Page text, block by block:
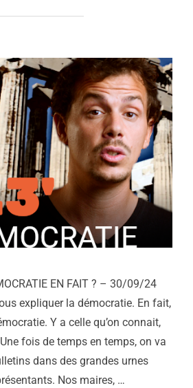
EN FAIT ? – 30/09/24
expliquer la démocratie. En fait,
Y a celle qu’on connait,
fois de temps en temps, on va
dans des grandes urnes
Nos maires, …